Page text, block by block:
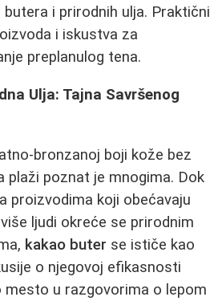
i prirodnih ulja. Praktični
i iskustva za
preplanulog tena.
Ulja: Tajna Savršenog
bronzanoj boji kože bez
plaži poznat je mnogima. Dok
proizvodima koji obećavaju
ljudi okreće se prirodnim
kakao buter se ističe kao
o njegovoj efikasnosti
mesto u razgovorima o lepom